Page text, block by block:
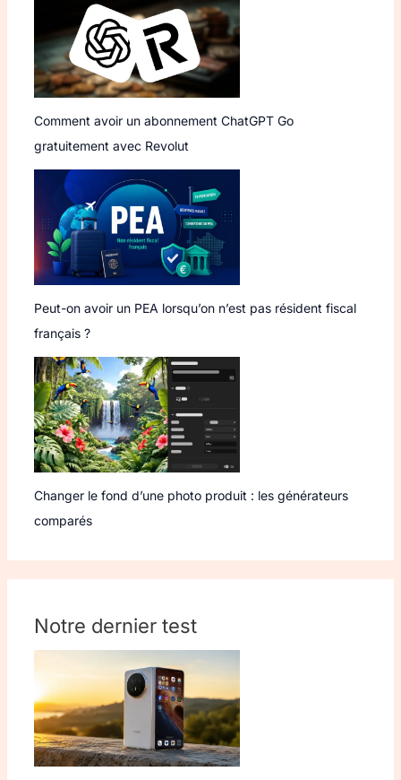
Comment avoir un abonnement ChatGPT Go
gratuitement avec Revolut
Peut-on avoir un PEA lorsqu’on n’est pas résident fiscal
français ?
Changer le fond d’une photo produit : les générateurs
comparés
Notre dernier test